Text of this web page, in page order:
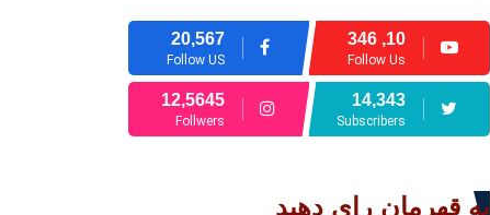
20,567
Follow US
10, 346
Follow Us
12,5645
Follwers
14,343
Subscribers
به قهرمان رای دهید